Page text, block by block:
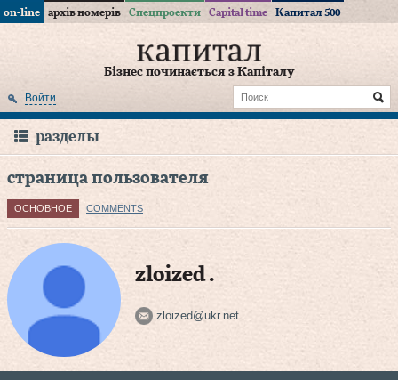
on-line архів номерів Спецпроекти Capital time Капитал 500
Бізнес починається з Капіталу
Войти
разделы
страница пользователя
ОСНОВНОЕ COMMENTS
zloized .
zloized@ukr.net